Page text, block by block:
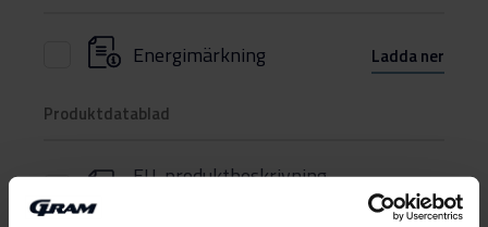
Energimärkning Ladda ner
Produktdatablad
EU-produktbeskrivning
Ladda ner